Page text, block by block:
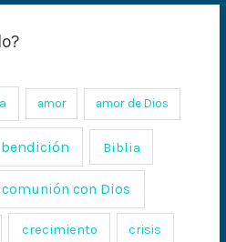
amor amor de Dios
bendición Biblia
comunión con Dios
crecimiento crisis